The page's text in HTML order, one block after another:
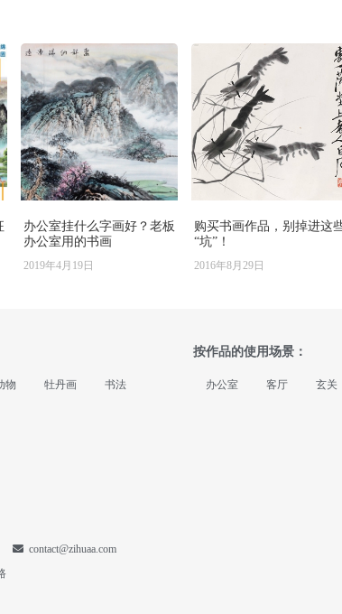
办公室挂什么字画好？老板
办公室用的书画
2019年4月19日
购买书画作品，别掉进这
“坑”！
2016年8月29日
物 牡丹画 书法
按作品的使用场景：
办公室 客厅 玄关
contact@zihuaa.com